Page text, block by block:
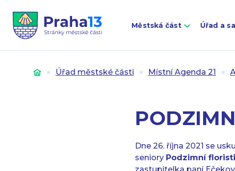
Městská část Úřad a
Úvod Úřad městské části Místní Agenda 21
Dne 26. října 2021 se
seniory Podzimní